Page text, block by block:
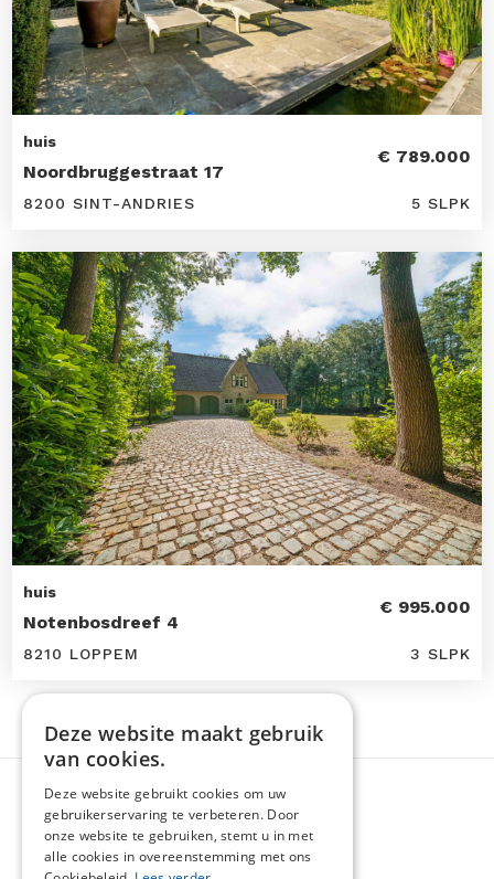
huis
Noordbruggestraat 17
€ 789.000
8200 SINT-ANDRIES 5 SLPK
huis
Notenbosdreef 4
€ 995.000
8210 LOPPEM 3 SLPK
Deze website maakt gebruik
van cookies.
Deze website gebruikt cookies om uw
gebruikerservaring te verbeteren. Door
onze website te gebruiken, stemt u in met
alle cookies in overeenstemming met ons